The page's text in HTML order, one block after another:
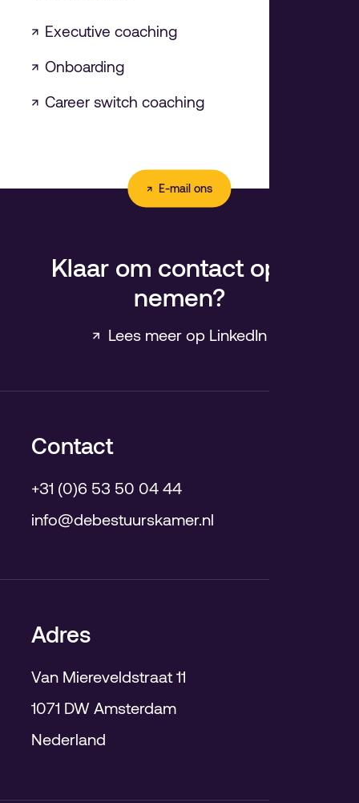
↗ Executive coaching
↗ Onboarding
↗ Career switch coaching
↗ E-mail ons
Klaar om contact op te
nemen?
↗ Lees meer op LinkedIn
Contact
+31 (0)6 53 50 04 44
info@debestuurskamer.nl
Adres
Van Miereveldstraat 11
1071 DW Amsterdam
Nederland